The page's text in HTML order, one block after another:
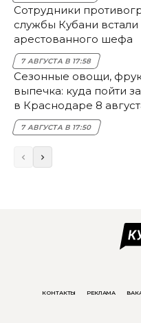
Сотрудники
службы Кубани встали
арестованного шефа
7 АВГУСТА В 17:58
Сезонные овощи,
выпечка: куда пойти
в Краснодаре 8
7 АВГУСТА В 17:50
КОНТАКТЫ РЕКЛАМА